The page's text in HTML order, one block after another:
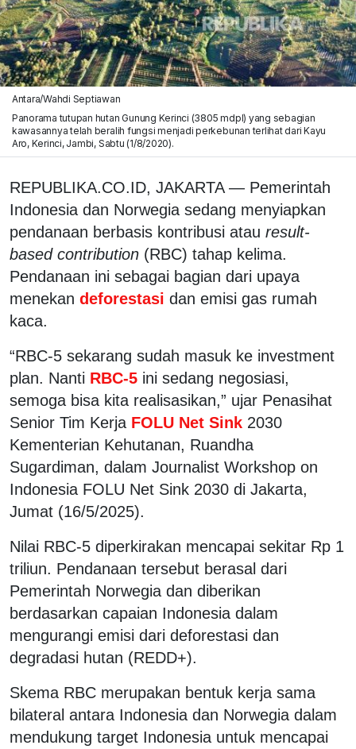
Antara/Wahdi Septiawan
Panorama tutupan hutan Gunung Kerinci (3805 mdpl) yang sebagian
kawasannya telah beralih fungsi menjadi perkebunan terlihat dari Kayu
Aro, Kerinci, Jambi, Sabtu (1/8/2020).
REPUBLIKA.CO.ID, JAKARTA — Pemerintah
Indonesia dan Norwegia sedang menyiapkan
pendanaan berbasis kontribusi atau result-
based contribution (RBC) tahap kelima.
Pendanaan ini sebagai bagian dari upaya
menekan deforestasi dan emisi gas rumah
kaca.
“RBC-5 sekarang sudah masuk ke investment
plan. Nanti RBC-5 ini sedang negosiasi,
semoga bisa kita realisasikan,” ujar Penasihat
Senior Tim Kerja FOLU Net Sink 2030
Kementerian Kehutanan, Ruandha
Sugardiman, dalam Journalist Workshop on
Indonesia FOLU Net Sink 2030 di Jakarta,
Jumat (16/5/2025).
Nilai RBC-5 diperkirakan mencapai sekitar Rp 1
triliun. Pendanaan tersebut berasal dari
Pemerintah Norwegia dan diberikan
berdasarkan capaian Indonesia dalam
mengurangi emisi dari deforestasi dan
degradasi hutan (REDD+).
Skema RBC merupakan bentuk kerja sama
bilateral antara Indonesia dan Norwegia dalam
mendukung target Indonesia untuk mencapai